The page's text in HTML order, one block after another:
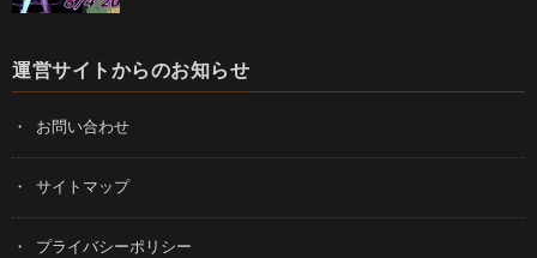
運営サイトからのお知らせ
お問い合わせ
サイトマップ
プライバシーポリシー